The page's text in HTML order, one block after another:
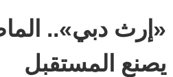
«إرث دبي»..
يصنع المستقبل